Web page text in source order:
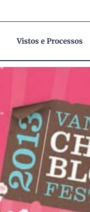
Vistos e Processos